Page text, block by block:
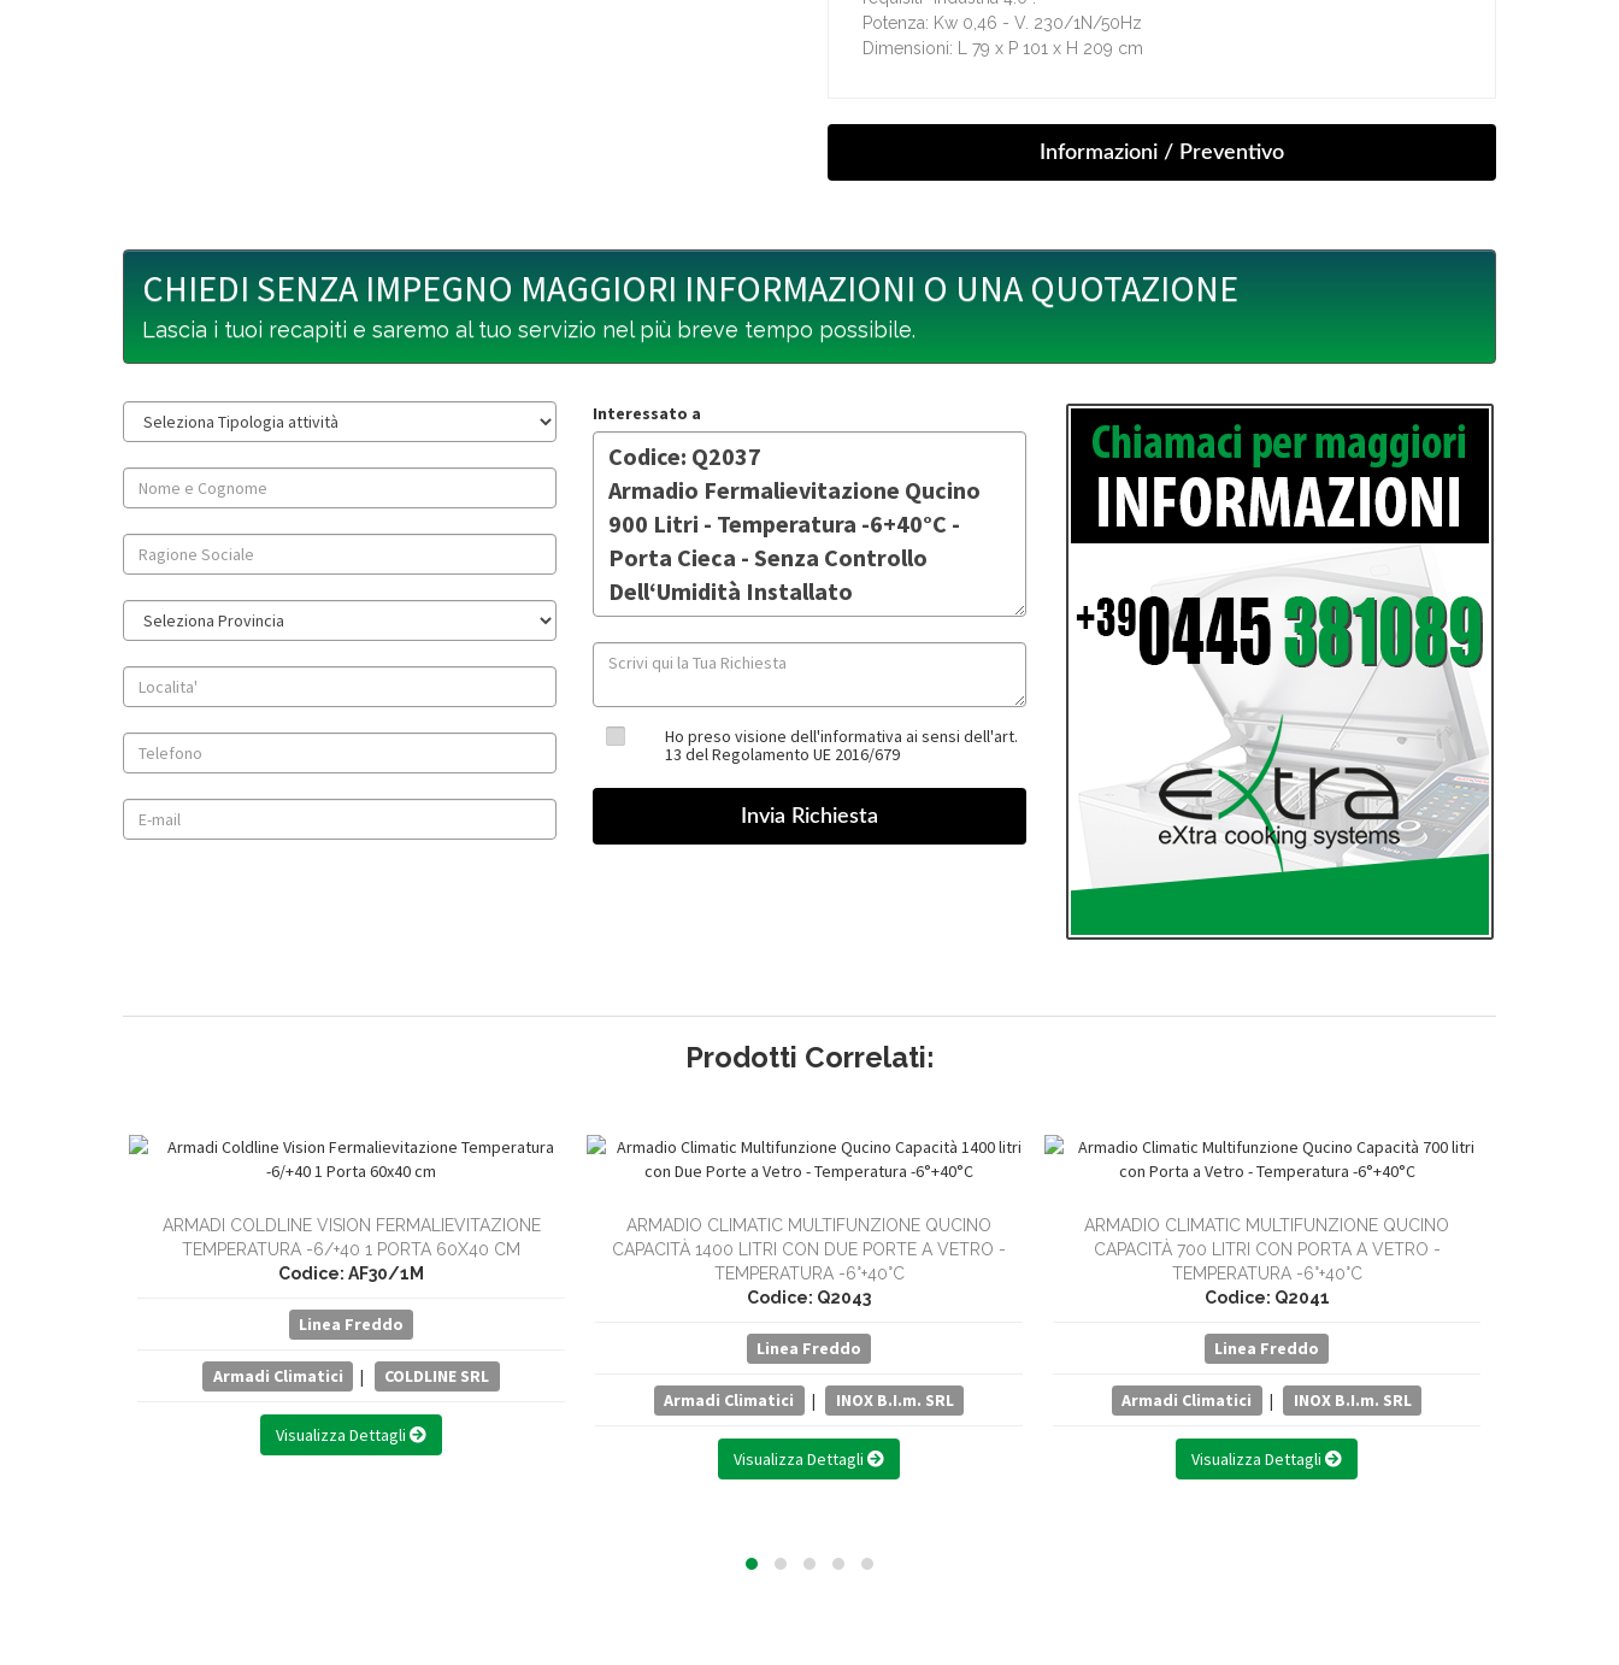
Potenza: Kw 0,46 - V. 230/1N/50Hz
Dimensioni: L 79 x P 101 x H 209 cm
CHIEDI SENZA IMPEGNO MAGGIORI INFORMAZIONI O UNA QUOTAZIONE
Lascia i tuoi recapiti e saremo al tuo servizio nel più breve tempo possibile.
Interessato a
Ho preso visione dell'informativa ai sensi dell'art.
13 del Regolamento UE 2016/679
Prodotti Correlati:
ARMADI COLDLINE VISION FERMALIEVITAZIONE
TEMPERATURA -6/+40 1 PORTA 60X40 CM
Codice: AF30/1M
Linea Freddo
Armadi Climatici | COLDLINE SRL
Visualizza Dettagli
ARMADIO CLIMATIC MULTIFUNZIONE QUCINO
CAPACITÀ 1400 LITRI CON DUE PORTE A VETRO -
TEMPERATURA -6°+40°C
Codice: Q2043
Linea Freddo
Armadi Climatici | INOX B.I.m. SRL
Visualizza Dettagli
ARMADIO CLIMATIC MULTIFUNZIONE QUCINO
CAPACITÀ 700 LITRI CON PORTA A VETRO -
TEMPERATURA -6°+40°C
Codice: Q2041
Linea Freddo
Armadi Climatici | INOX B.I.m. SRL
Visualizza Dettagli